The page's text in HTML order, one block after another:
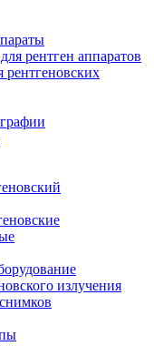
рентген аппаратов
рентгеновских
излучения